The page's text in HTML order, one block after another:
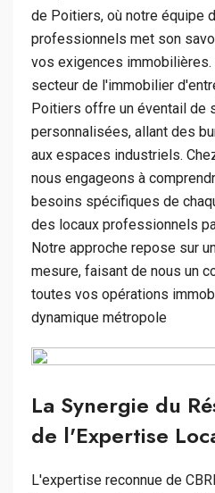
de Poitiers, où notre équipe
professionnels met son
vos exigences
secteur de l'immobilier
Poitiers offre un éventail de
personnalisées, allant des
aux espaces industriels.
nous engageons à
besoins spécifiques de
des locaux professionnels
Notre approche repose sur
mesure, faisant de nous un
toutes vos opérations
dynamique métropole
La Synergie du
de l'Expertise
L'expertise reconnue de